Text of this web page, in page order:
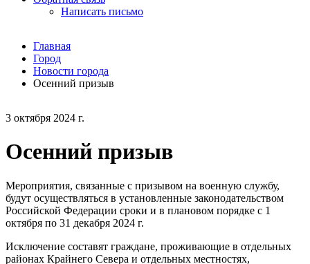
3 октября 2024 г.
Осенний призыв
Мероприятия, связанные с призывом на военную службу,
будут осуществляться в установленные законодательством
Российской Федерации сроки и в плановом порядке с 1
октября по 31 декабря 2024 г.
Исключение составят граждане, проживающие в отдельных
районах Крайнего Севера и отдельных местностях,
Написать письмо
Главная
Город
Новости города
Осенний призыв